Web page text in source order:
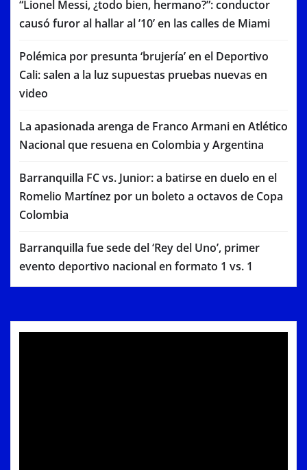
“Lionel Messi, ¿todo bien, hermano?”: conductor
causó furor al hallar al ’10’ en las calles de Miami
Polémica por presunta ‘brujería’ en el Deportivo
Cali: salen a la luz supuestas pruebas nuevas en
video
La apasionada arenga de Franco Armani en Atlético
Nacional que resuena en Colombia y Argentina
Barranquilla FC vs. Junior: a batirse en duelo en el
Romelio Martínez por un boleto a octavos de Copa
Colombia
Barranquilla fue sede del ‘Rey del Uno’, primer
evento deportivo nacional en formato 1 vs. 1